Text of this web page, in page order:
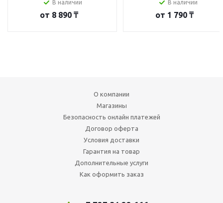
В наличии
от 8 890 ₸
В наличии
от 1 790 ₸
О компании
Магазины
Безопасность онлайн платежей
Договор оферта
Условия доставки
Гарантия на товар
Дополнительные услуги
Как оформить заказ